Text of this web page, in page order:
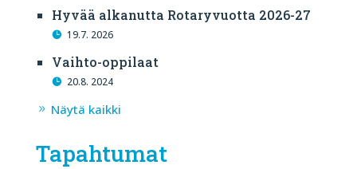
Hyvää alkanutta Rotaryvuotta 2026-27
19.7. 2026
Vaihto-oppilaat
20.8. 2024
Näytä kaikki
Tapahtumat